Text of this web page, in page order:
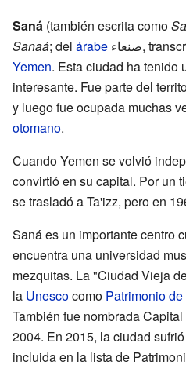
Saná (también escrita como
Sanaá; del árabe صنعاء,
Yemen. Esta ciudad ha tenido
interesante. Fue parte del
y luego fue ocupada muchas
otomano.
Cuando Yemen se volvió
convirtió en su capital. Por un
se trasladó a Ta'izz, pero en
Saná es un importante centro
encuentra una universidad
mezquitas. La "Ciudad Vieja
la Unescocomo Patrimonio
También fue nombrada
2004. En 2015, la ciudad
incluida en la lista de